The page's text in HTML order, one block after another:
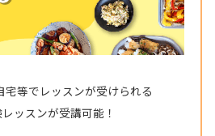
宅等でレッスンが受けられる
ッスンが受講可能！